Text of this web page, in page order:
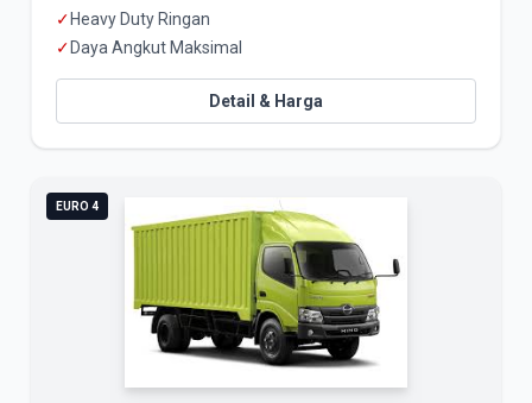
✓ Heavy Duty Ringan
✓ Daya Angkut Maksimal
Detail & Harga
EURO 4